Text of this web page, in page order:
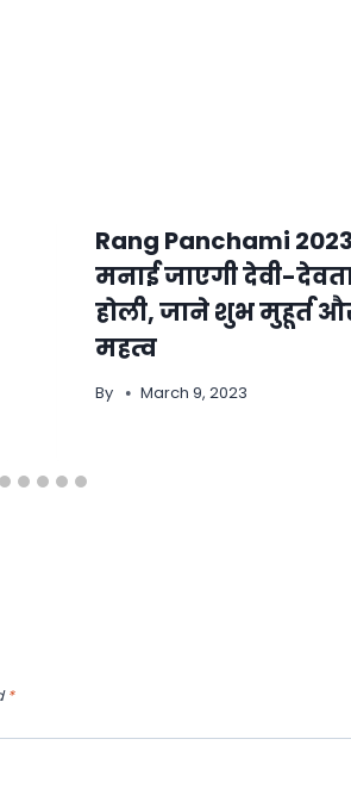
Rang Panchami
मनाई जाएगी देवी-
होली, जाने शुभ मुहूर्त
महत्व
By March 9, 2023
*